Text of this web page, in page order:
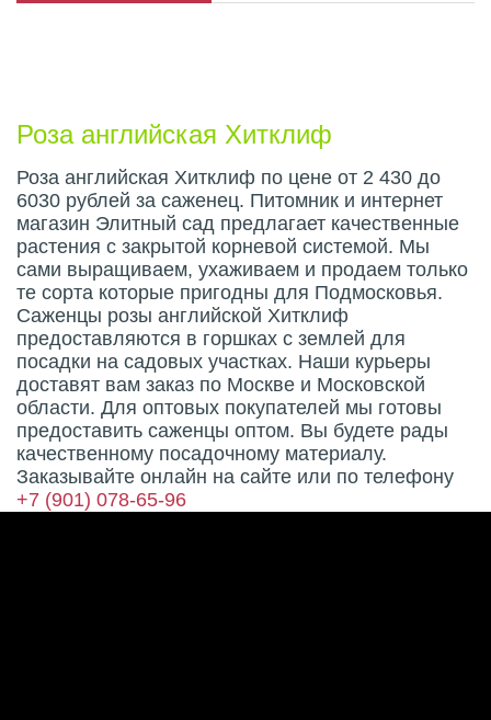
Роза английская Хитклиф
Роза английская Хитклиф по цене от 2 430 до
6030 рублей за саженец. Питомник и интернет
магазин Элитный сад предлагает качественные
растения с закрытой корневой системой. Мы
сами выращиваем, ухаживаем и продаем только
те сорта которые пригодны для Подмосковья.
Саженцы розы английской Хитклиф
предоставляются в горшках с землей для
посадки на садовых участках. Наши курьеры
доставят вам заказ по Москве и Московской
области. Для оптовых покупателей мы готовы
предоставить саженцы оптом. Вы будете рады
качественному посадочному материалу.
Заказывайте онлайн на сайте или по телефону
+7 (901) 078-65-96